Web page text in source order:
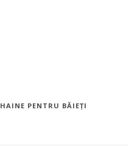
HAINE PENTRU BĂIEȚI